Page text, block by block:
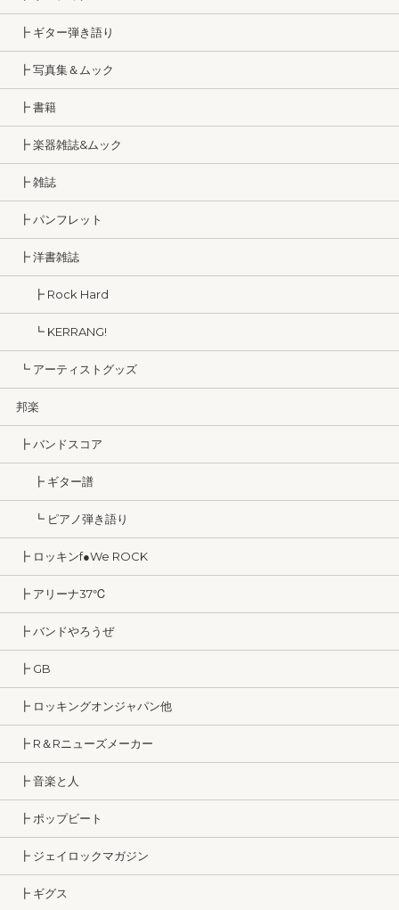
┣ ギター弾き語り
┣ 写真集＆ムック
┣ 書籍
┣ 楽器雑誌&ムック
┣ 雑誌
┣ パンフレット
┣ 洋書雑誌
┣ Rock Hard
┗ KERRANG!
┗ アーティストグッズ
邦楽
┣ バンドスコア
┣ ギター譜
┗ ピアノ弾き語り
┣ ロッキンf●We ROCK
┣ アリーナ37℃
┣ バンドやろうぜ
┣ GB
┣ ロッキングオンジャパン他
┣ R＆Rニューズメーカー
┣ 音楽と人
┣ ポップビート
┣ ジェイロックマガジン
┣ ギグス